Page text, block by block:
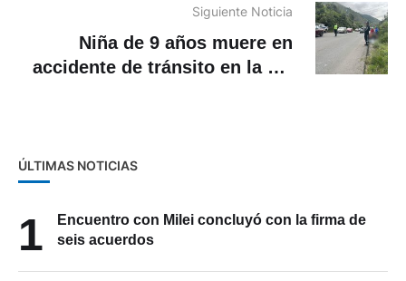
Siguiente Noticia
Niña de 9 años muere en
accidente de tránsito en la vía
ÚLTIMAS NOTICIAS
1
Encuentro con Milei concluyó con la firma de
seis acuerdos